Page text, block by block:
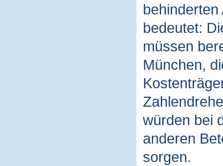
bedeutet:
müssen
München,
würden bei
anderen
sorgen.